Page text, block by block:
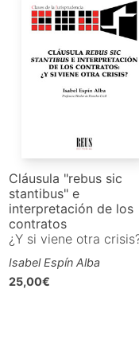
Cláusula "rebus sic
stantibus" e
interpretación de los
contratos
¿Y si viene otra
Isabel Espín Alba
25,00€